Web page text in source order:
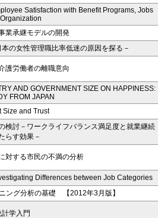
Satisfaction with Benefit Programs, Jobs
業承継モデルの開発
の女性管理職比率低迷の原因を探る－
護労働者の離職意向
AND GOVERNMENT SIZE ON HAPPINESS:
FROM JAPAN
Size and Trust
検討－ワークライフバランス満足度と就業継続
らす効果－
対する市民の不満の分析
Differences between Job Categories
ング分析の基礎 【2012年3月版】
学入門